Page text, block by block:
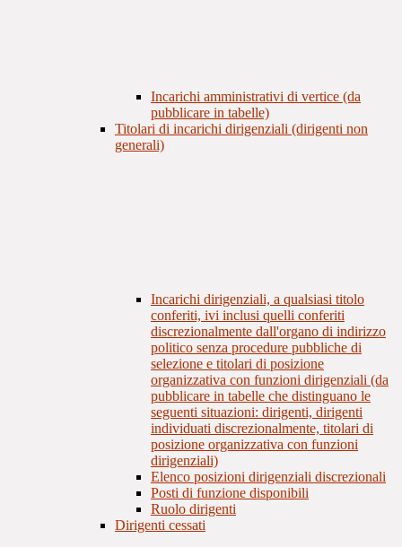
Incarichi amministrativi di vertice (da
pubblicare in tabelle)
Titolari di incarichi dirigenziali (dirigenti non
generali)
Incarichi dirigenziali, a qualsiasi titolo
conferiti, ivi inclusi quelli conferiti
discrezionalmente dall'organo di indirizzo
politico senza procedure pubbliche di
selezione e titolari di posizione
organizzativa con funzioni dirigenziali (da
pubblicare in tabelle che distinguano le
seguenti situazioni: dirigenti, dirigenti
individuati discrezionalmente, titolari di
posizione organizzativa con funzioni
dirigenziali)
Elenco posizioni dirigenziali discrezionali
Posti di funzione disponibili
Ruolo dirigenti
Dirigenti cessati